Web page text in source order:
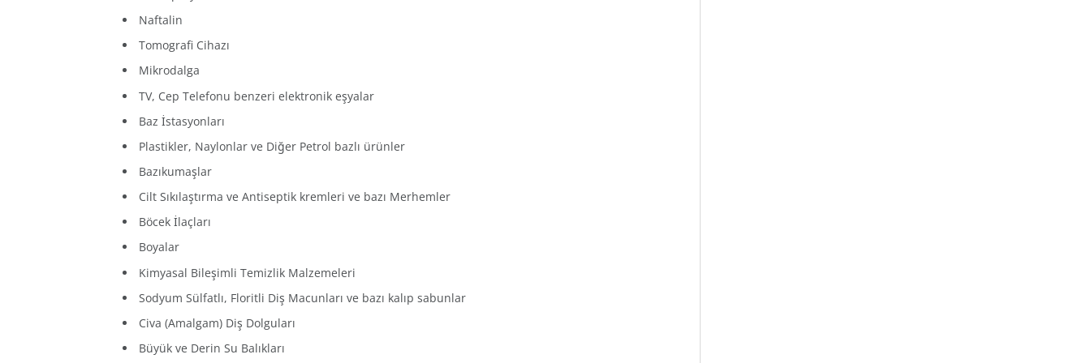
Naftalin
Tomografi Cihazı
Mikrodalga
TV, Cep Telefonu benzeri elektronik eşyalar
Baz İstasyonları
Plastikler, Naylonlar ve Diğer Petrol bazlı ürünler
Bazıkumaşlar
Cilt Sıkılaştırma ve Antiseptik kremleri ve bazı Merhemler
Böcek İlaçları
Boyalar
Kimyasal Bileşimli Temizlik Malzemeleri
Sodyum Sülfatlı, Floritli Diş Macunları ve bazı kalıp sabunlar
Civa (Amalgam) Diş Dolguları
Büyük ve Derin Su Balıkları